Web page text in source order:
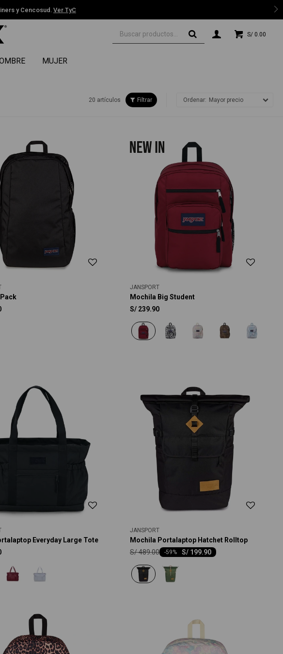
y Cencosud. Ver TyC
MUJER
S/ 0.00
20 artículos Mayor precio
JANSPORT
Mochila Big Student
S/ 239.90
Everyday Large Tote
JANSPORT
Mochila Portalaptop Hatchet Rolltop
S/ 199.90
-59
S/489.00